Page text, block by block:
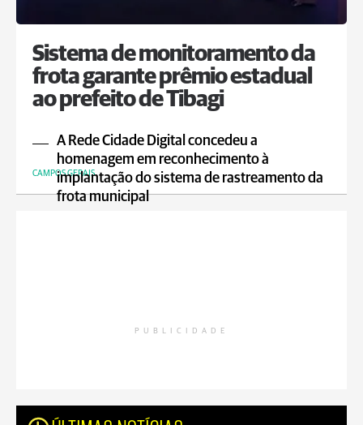
Sistema de monitoramento da
frota garante prêmio estadual
ao prefeito de Tibagi
A Rede Cidade Digital concedeu a
homenagem em reconhecimento à
implantação do sistema de rastreamento da
frota municipal
CAMPOS GERAIS
PUBLICIDADE